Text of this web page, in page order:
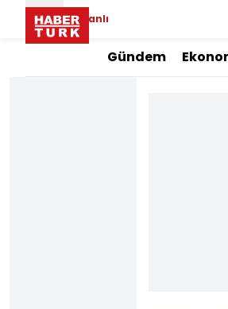
Canlı
Gündem